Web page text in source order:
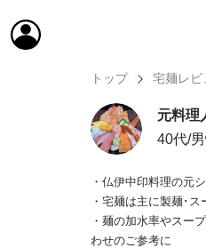
トップ 宅麺レビ
元料理
40代/
・仏伊中印料理の元
・宅麺は主に製麺･
・麺の加水率やスー
わせのご参考に